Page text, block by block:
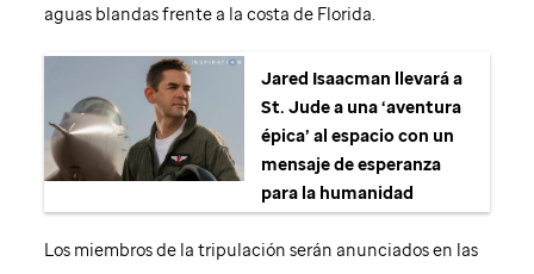
aguas blandas frente a la costa de Florida.
Jared Isaacman llevará a
St. Judea una ‘aventura
épica’ al espacio con un
mensaje de esperanza
para la humanidad
Los miembros de la tripulación serán anunciados en las